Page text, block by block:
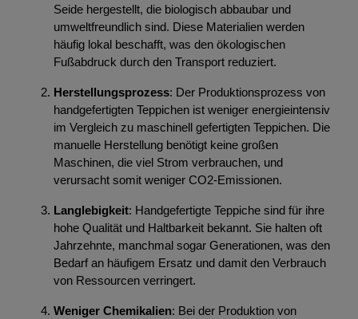
Seide hergestellt, die biologisch abbaubar und
umweltfreundlich sind. Diese Materialien werden
häufig lokal beschafft, was den ökologischen
Fußabdruck durch den Transport reduziert.
Herstellungsprozess: Der Produktionsprozess von
handgefertigten Teppichen ist weniger energieintensiv
im Vergleich zu maschinell gefertigten Teppichen. Die
manuelle Herstellung benötigt keine großen
Maschinen, die viel Strom verbrauchen, und
verursacht somit weniger CO2-Emissionen.
Langlebigkeit: Handgefertigte Teppiche sind für ihre
hohe Qualität und Haltbarkeit bekannt. Sie halten oft
Jahrzehnte, manchmal sogar Generationen, was den
Bedarf an häufigem Ersatz und damit den Verbrauch
von Ressourcen verringert.
Weniger Chemikalien: Bei der Produktion von